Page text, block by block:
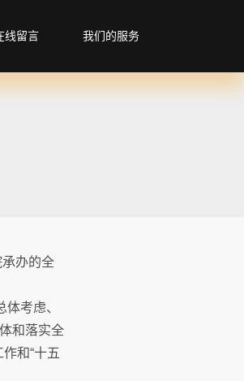
线留言 我们的服务
办的全
考虑、
和落实全
和“十五